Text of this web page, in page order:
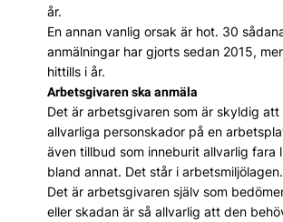
år.
En annan vanlig orsak är hot. 30
anmälningar har gjorts sedan 2015,
hittills i år.
Arbetsgivaren ska anmäla
Det är arbetsgivaren som är skyldig att
allvarliga personskador på en
även tillbud som inneburit allvarlig fara
bland annat. Det står i arbetsmiljölagen.
Det är arbetsgivaren själv som
eller skadan är så allvarlig att den